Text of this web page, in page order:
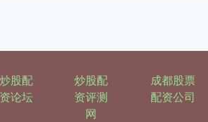
炒股配
资论坛
炒股配
资评测
网
成都股票
配资公司